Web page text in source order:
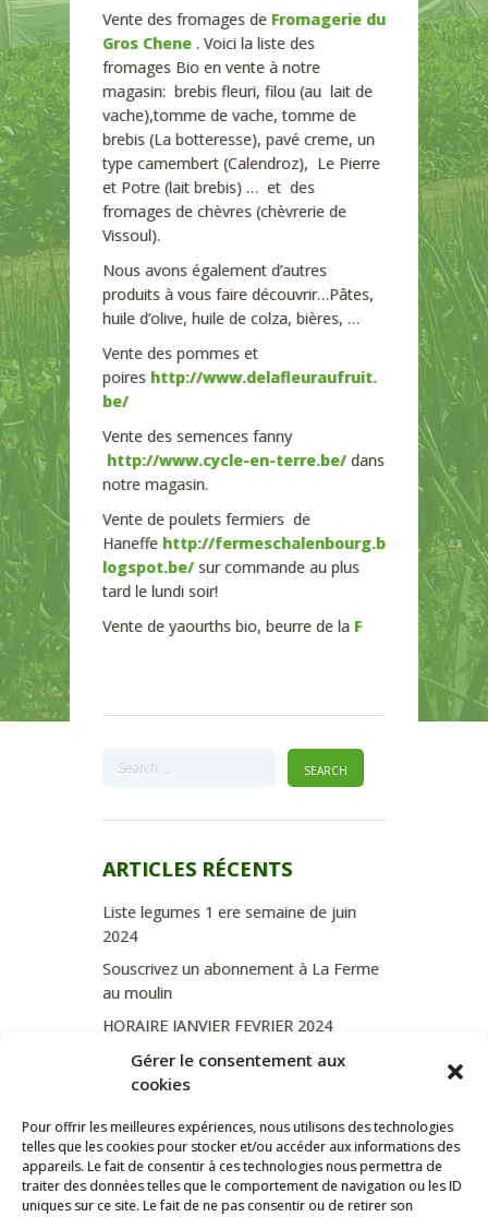
Gérer le consentement aux
cookies
Pour offrir les meilleures expériences, nous utilisons des technologies
telles que les cookies pour stocker et/ou accéder aux informations des
appareils. Le fait de consentir à ces technologies nous permettra de
traiter des données telles que le comportement de navigation ou les ID
uniques sur ce site. Le fait de ne pas consentir ou de retirer son
Vente des fromages de Fromagerie du
Gros Chene . Voici la liste des
fromages Bio en vente à notre
magasin: brebis fleuri, filou (au lait de
vache),tomme de vache, tomme de
brebis (La botteresse), pavé creme, un
type camembert (Calendroz), Le Pierre
et Potre (lait brebis) … et des
fromages de chèvres (chèvrerie de
Vissoul).
Nous avons également d’autres
produits à vous faire découvrir…Pâtes,
huile d’olive, huile de colza, bières, …
Vente des pommes et
poires http://www.delafleuraufruit.
be/
Vente des semences fanny
http://www.cycle-en-terre.be/ dans
notre magasin.
Vente de poulets fermiers de
Haneffe http://fermeschalenbourg.b
logspot.be/ sur commande au plus
tard le lundi soir!
Vente de yaourths bio, beurre de la F
ARTICLES RÉCENTS
Liste legumes 1 ere semaine de juin
2024
Souscrivez un abonnement à La Ferme
au moulin
HORAIRE JANVIER FEVRIER 2024
Soutien de La Province de Liège
JOURNEE PORTES OUVERTES
CATÉGORIES